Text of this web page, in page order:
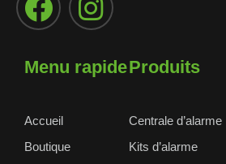
Menu rapide
Accueil
Boutique
Produits
Centrale d’alarme
Kits d’alarme